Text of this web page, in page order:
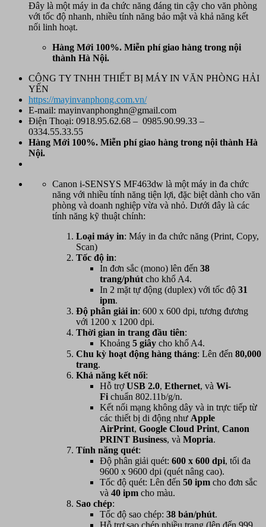
Đây là một máy in đa chức năng đáng tin cậy cho văn phòng
với tốc độ nhanh, nhiều tính năng bảo mật và khả năng kết
nối linh hoạt.
Hàng Mới 100%. Miễn phí giao hàng trong nội
thành Hà Nội.
CÔNG TY TNHH THIẾT BỊ MÁY IN VĂN PHÒNG HẢI
YẾN
https://mayinvanphong.com.vn/
E-mail: mayinvanphonghn@gmail.com
Điện Thoại: 0918.95.62.68 – 0985.90.99.33 –
0334.55.33.55
Hàng Mới 100%. Miễn phígiao hàng trong nội thành Hà
Nội.
Canon i-SENSYS MF463dw là một máy in đa chức
năng với nhiều tính năng tiện lợi, đặc biệt dành cho văn
phòng và doanh nghiệp vừa và nhỏ. Dưới đây là các
tính năng kỹ thuật chính:
Loại máy in: Máy in đa chức năng (Print, Copy,
Scan)
Tốc độ in:
In đơn sắc (mono) lên đến 38
trang/phút cho khổ A4.
In 2 mặt tự động (duplex) với tốc độ 31
ipm.
Độ phân giải in: 600 x 600 dpi, tương đương
với 1200 x 1200 dpi.
Thời gian in trang đầu tiên:
Khoảng 5 giây cho khổ A4.
Chu kỳ hoạt động hàng tháng: Lên đến 80,000
trang.
Khả năng kết nối:
Hỗ trợUSB 2.0, Ethernet, và Wi-
Fi chuẩn 802.11b/g/n.
Kết nối mạng không dây và in trực tiếp từ
các thiết bị di động như Apple
AirPrint, Google Cloud Print, Canon
PRINT Business, và Mopria.
Tính năng quét:
Độ phân giải quét: 600 x 600 dpi, tối đa
9600 x 9600 dpi (quét nâng cao).
Tốc độ quét: Lên đến 50 ipm cho đơn sắc
và 40 ipm cho màu.
Sao chép:
Tốc độ sao chép: 38 bản/phút.
Hỗ trợ sao chép nhiều trang (lên đến 999